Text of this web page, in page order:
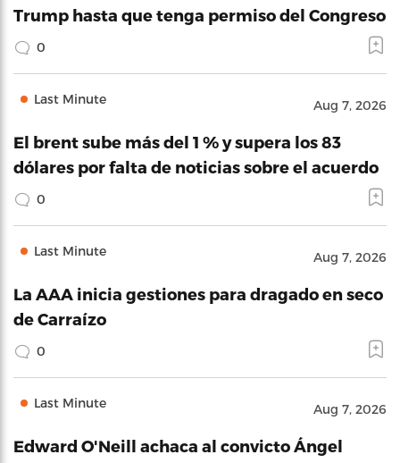
Trump hasta que tenga permiso del Congreso
0
Last Minute Aug 7, 2026
El brent sube más del 1 % y supera los 83
dólares por falta de noticias sobre el acuerdo
0
Last Minute Aug 7, 2026
La AAA inicia gestiones para dragado en seco
de Carraízo
0
Last Minute Aug 7, 2026
Edward O'Neill achaca al convicto Ángel